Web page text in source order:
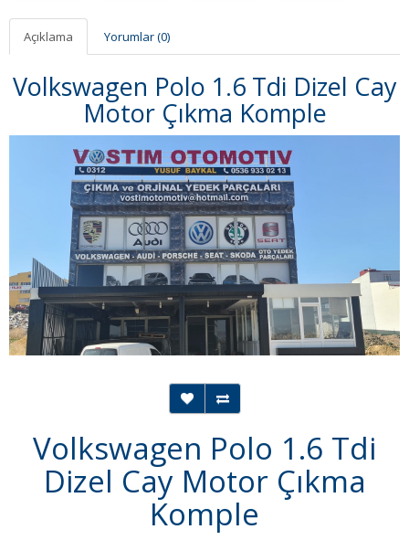
Açıklama Yorumlar (0)
Volkswagen Polo 1.6 Tdi Dizel Cay
Motor Çıkma Komple
Volkswagen Polo 1.6 Tdi
Dizel Cay Motor Çıkma
Komple